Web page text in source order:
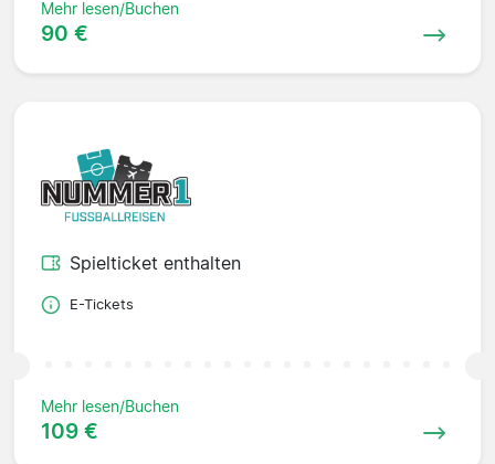
Mehr lesen/Buchen
90 €
Spielticket enthalten
E-Tickets
Mehr lesen/Buchen
109 €